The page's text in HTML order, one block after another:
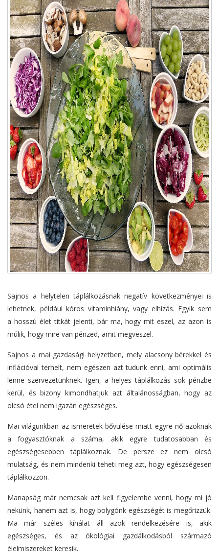
Sajnos a helytelen táplálkozásnak negatív következményei is
lehetnek, például kóros vitaminhiány, vagy elhízás. Egyik sem
a hosszú élet titkát jelenti, bár ma, hogy mit eszel, az azon is
múlik, hogy mire van pénzed, amit megveszel.
Sajnos a mai gazdasági helyzetben, mely alacsony bérekkel és
inflációval terhelt, nem egészen azt tudunk enni, ami optimális
lenne szervezetünknek. Igen, a helyes táplálkozás sok pénzbe
kerül, és bizony kimondhatjuk azt általánosságban, hogy az
olcsó étel nem igazán egészséges.
Mai világunkban az ismeretek bővülése miatt egyre nő azoknak
a fogyasztóknak a száma, akik egyre tudatosabban és
egészségesebben táplálkoznak. De persze ez nem olcsó
mulatság, és nem mindenki teheti meg azt, hogy egészségesen
táplálkozzon.
Manapság már nemcsak azt kell figyelembe venni, hogy mi jó
nekünk, hanem azt is, hogy bolygónk egészségét is megőrizzük.
Ma már széles kínálat áll azok rendelkezésére is, akik
egészséges, és az ökológiai gazdálkodásból származó
élelmiszereket keresik.